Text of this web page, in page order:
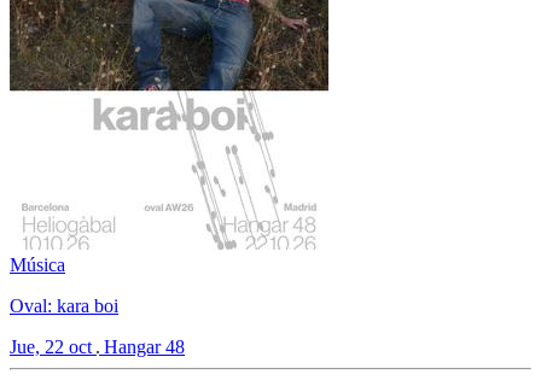
Música
Oval: kara boi
Jue, 22 oct Hangar 48